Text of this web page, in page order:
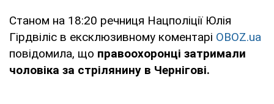
Станом на 18:20 речниця Нацполіції Юлія
Гірдвіліс в ексклюзивному коментарі OBOZ.ua
повідомила, що правоохоронці затримали
чоловіка за стрілянину в Чернігові.